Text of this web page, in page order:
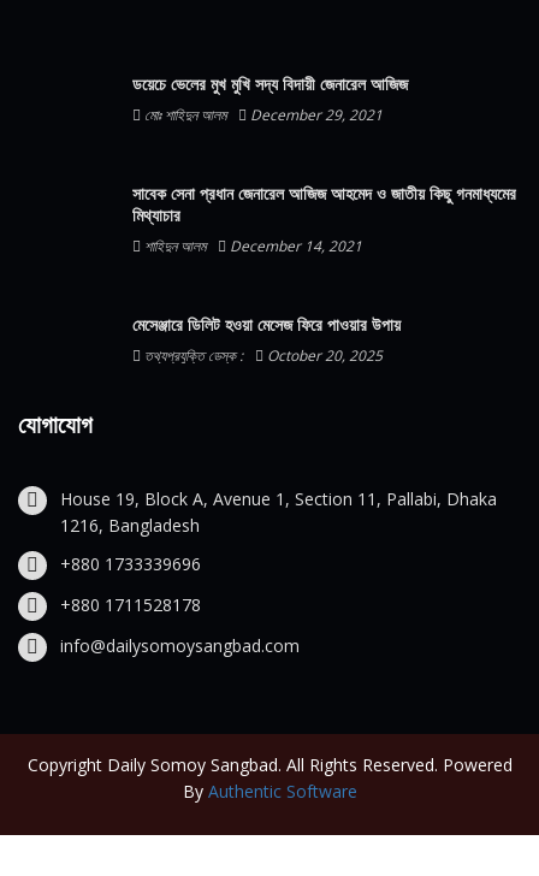
ডয়েচে ভেলের মুখ মুখি সদ্য বিদায়ী জেনারেল আজিজ
মোঃ শাহিদুন আলম December 29, 2021
সাবেক সেনা প্রধান জেনারেল আজিজ আহমেদ ও জাতীয় কিছু গনমাধ্যমের
মিথ্যাচার
শাহিদুন আলম December 14, 2021
মেসেঞ্জারে ডিলিট হওয়া মেসেজ ফিরে পাওয়ার উপায়
তথ্যপ্রযুক্তি ডেস্ক : October 20, 2025
যোগাযোগ
House 19, Block A, Avenue 1, Section 11, Pallabi, Dhaka
1216, Bangladesh
+880 1733339696
+880 1711528178
info@dailysomoysangbad.com
Copyright Daily Somoy Sangbad. All Rights Reserved. Powered
By Authentic Software